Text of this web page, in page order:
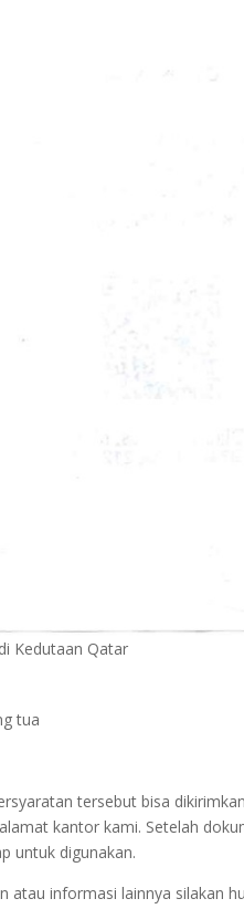
Kedutaan Qatar
tua
tersebut bisa
kantor kami. Setelah
untuk digunakan.
atau informasi lainnya silakan